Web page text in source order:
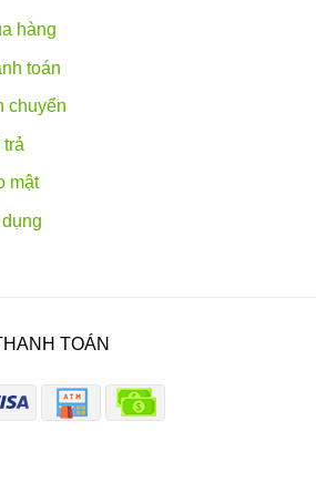
hàng
toán
chuyển
mật
TOÁN